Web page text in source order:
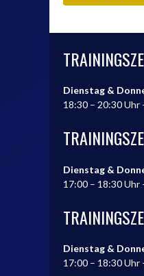
Dienstag &
18:30 – 20:30 Uhr
Dienstag &
17:00 – 18:30 Uhr
Dienstag &
17:00 – 18:30 Uhr